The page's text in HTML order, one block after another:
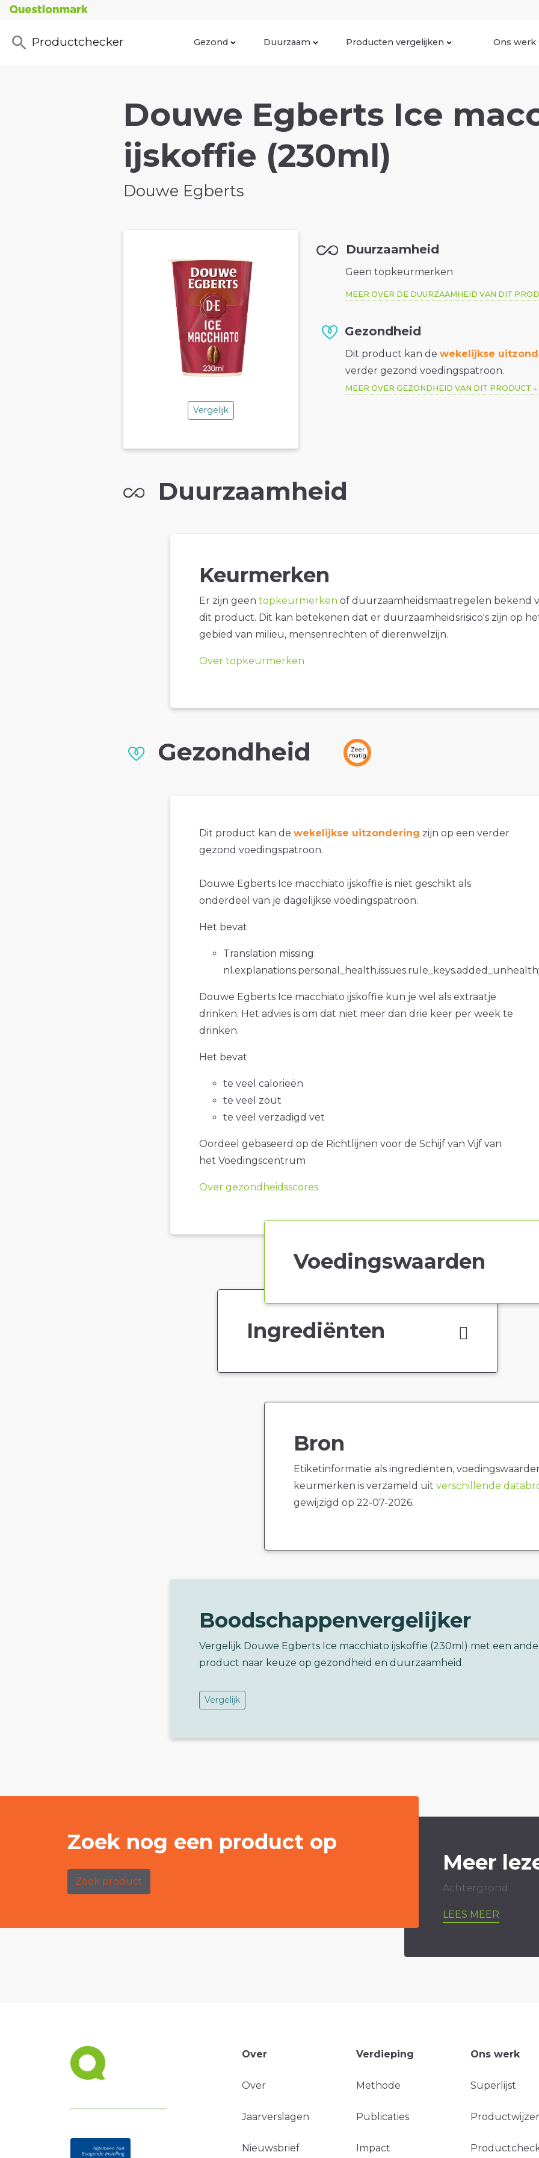
Productchecker Gezond Duurzaam Producten vergelijken Ons werk
Douwe Egberts Ice
ijskoffie (230ml)
Douwe Egberts
Vergelijk
Duurzaamheid
Geen topkeurmerken
MEER OVER DE DUURZAAMHEID VAN DIT
Gezondheid
Dit product kan dewekelijkse
verder gezond voedingspatroon.
MEER OVER GEZONDHEID VAN DIT PRODUCT
Duurzaamheid
Keurmerken
Er zijn geen topkeurmerken of duurzaamheidsmaatregelen bekend
dit product. Dit kan betekenen dat er duurzaamheidsrisico's zijn op
gebied van milieu, mensenrechten of dierenwelzijn.
Over topkeurmerken
Gezondheid
Zeer
matig
Dit product kan de wekelijkse uitzondering zijn op een verder
gezond voedingspatroon.
Douwe Egberts Ice macchiato ijskoffie is niet geschikt als
onderdeel van je dagelijkse voedingspatroon.
Het bevat
Translation missing:
Douwe Egberts Ice macchiato ijskoffie kun je wel als extraatje
drinken. Het advies is om dat niet meer dan drie keer per week te
drinken.
Het bevat
te veel calorieën
te veel zout
te veel verzadigd vet
Oordeel gebaseerd op de Richtlijnen voor de Schijf van Vijf van
het Voedingscentrum
Over gezondheidsscores
Voedingswaarden
Ingrediënten
Bron
Etiketinformatie als ingrediënten,
keurmerken is verzameld uit verschillende
gewijzigd op 22-07-2026.
Boodschappenvergelijker
Vergelijk Douwe Egberts Ice macchiato ijskoffie (230ml) met een
product naar keuze op gezondheid en duurzaamheid.
Vergelijk
Zoek nog een product op
Zoek product
Meer
Achtergrond
LEES MEER
Over
Over
Jaarverslagen
Nieuwsbrief
Verdieping
Methode
Publicaties
Impact
Ons werk
Superlijst